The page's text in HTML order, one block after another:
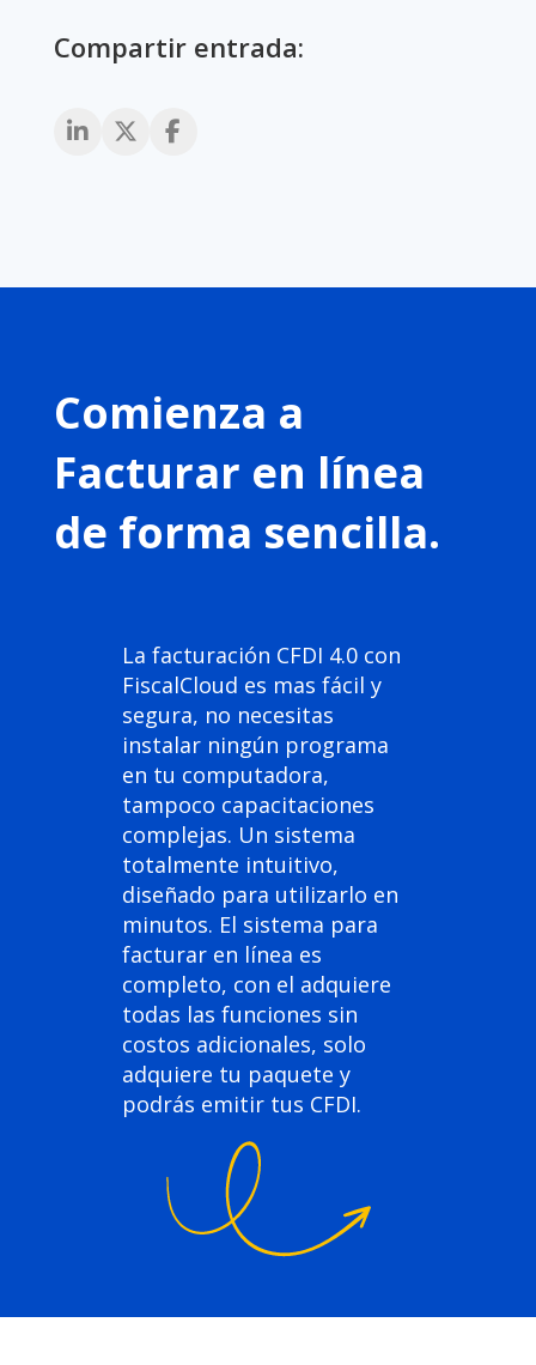
Compartir entrada:
Comienza a
Facturar en línea
de forma sencilla.
La facturación CFDI 4.0 con
FiscalCloud es mas fácil y
segura, no necesitas
instalar ningún programa
en tu computadora,
tampoco capacitaciones
complejas. Un sistema
totalmente intuitivo,
diseñado para utilizarlo en
minutos. El sistema para
facturar en línea es
completo, con el adquiere
todas las funciones sin
costos adicionales, solo
adquiere tu paquete y
podrás emitir tus CFDI.